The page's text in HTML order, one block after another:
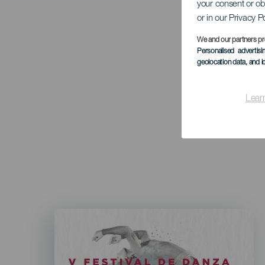
your consent or
or in our Privacy
We and our partners
Personalised
geolocation data, and